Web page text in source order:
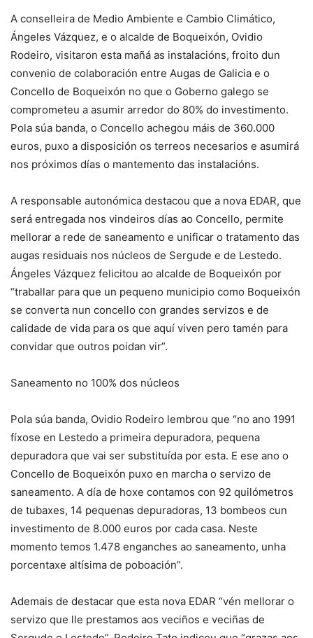
A conselleira de Medio Ambiente e Cambio Climático,
Ángeles Vázquez, e o alcalde de Boqueixón, Ovidio
Rodeiro, visitaron esta mañá as instalacións, froito dun
convenio de colaboración entre Augas de Galicia e o
Concello de Boqueixón no que o Goberno galego se
comprometeu a asumir arredor do 80% do investimento.
Pola súa banda, o Concello achegou máis de 360.000
euros, puxo a disposición os terreos necesarios e asumirá
nos próximos días o mantemento das instalacións.
A responsable autonómica destacou que a nova EDAR, que
será entregada nos vindeiros días ao Concello, permite
mellorar a rede de saneamento e unificar o tratamento das
augas residuais nos núcleos de Sergude e de Lestedo.
Ángeles Vázquez felicitou ao alcalde de Boqueixón por
“traballar para que un pequeno municipio como Boqueixón
se converta nun concello con grandes servizos e de
calidade de vida para os que aquí viven pero tamén para
convidar que outros poidan vir”.
Saneamento no 100% dos núcleos
Pola súa banda, Ovidio Rodeiro lembrou que “no ano 1991
fíxose en Lestedo a primeira depuradora, pequena
depuradora que vai ser substituída por esta. E ese ano o
Concello de Boqueixón puxo en marcha o servizo de
saneamento. A día de hoxe contamos con 92 quilómetros
de tubaxes, 14 pequenas depuradoras, 13 bombeos cun
investimento de 8.000 euros por cada casa. Neste
momento temos 1.478 enganches ao saneamento, unha
porcentaxe altísima de poboación”.
Ademais de destacar que esta nova EDAR “vén mellorar o
servizo que lle prestamos aos veciños e veciñas de